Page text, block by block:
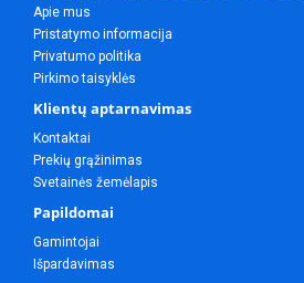
Apie mus
Pristatymo informacija
Privatumo politika
Pirkimo taisyklės
Klientų aptarnavimas
Kontaktai
Prekių grąžinimas
Svetainės žemėlapis
Papildomai
Gamintojai
Išpardavimas